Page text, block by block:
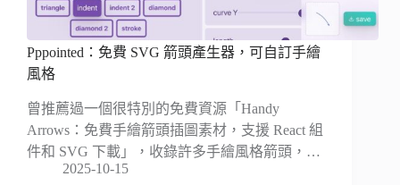
Pppointed：免費 SVG 箭頭產生器，可自訂手繪
風格
曾推薦過一個很特別的免費資源「Handy
Arrows：免費手繪箭頭插圖素材，支援 React 組
件和 SVG 下載」，收錄許多手繪風格箭頭，…
2025-10-15